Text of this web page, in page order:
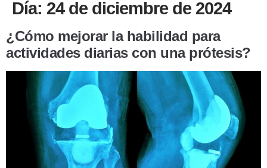
Día: 24 de diciembre de 2024
¿Cómo mejorar la habilidad para
actividades diarias con una prótesis?